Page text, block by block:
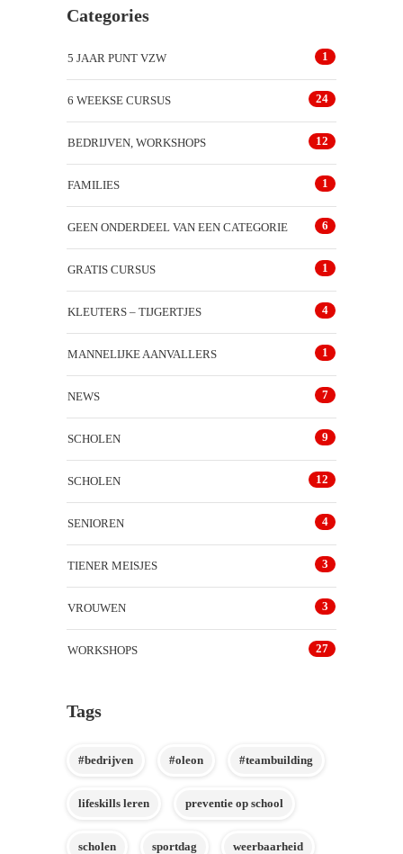
Categories
5 JAAR PUNT VZW 1
6 WEEKSE CURSUS 24
BEDRIJVEN, WORKSHOPS 12
FAMILIES 1
GEEN ONDERDEEL VAN EEN CATEGORIE 6
GRATIS CURSUS 1
KLEUTERS – TIJGERTJES 4
MANNELIJKE AANVALLERS 1
NEWS 7
SCHOLEN 9
SCHOLEN 12
SENIOREN 4
TIENER MEISJES 3
VROUWEN 3
WORKSHOPS 27
Tags
#bedrijven #oleon #teambuilding
lifeskills leren preventie op school
scholen sportdag weerbaarheid